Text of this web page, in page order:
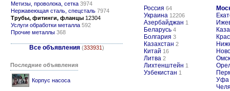
Метизы, проволока, сетка 3974
Нержавеющая сталь, спецсталь 7974
Трубы, фитинги, фланцы 12304
Услуги обработки металла 592
Прочие металлы 368
Все объявления (333931)
Последние объявления
Корпус насоса
Россия 64
Украина 12206
Азербайджан 1
Беларусь 4
Болгария 3
Казахстан 2
Китай 16
Литва 2
Лихтенштейн 1
Узбекистан 1
Омск
Уфа